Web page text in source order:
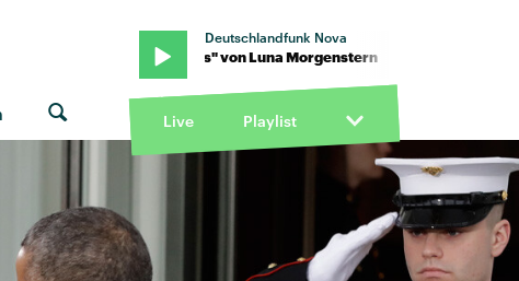
Deutschlandfunk Nova
· "Kids" von Luna Morgenstern · "Kids" von Luna
Live Playlist